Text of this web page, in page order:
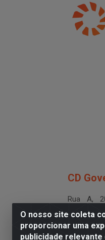
O nosso site coleta
proporcionar uma
publicidade
CD
Rua A,
CNPJ